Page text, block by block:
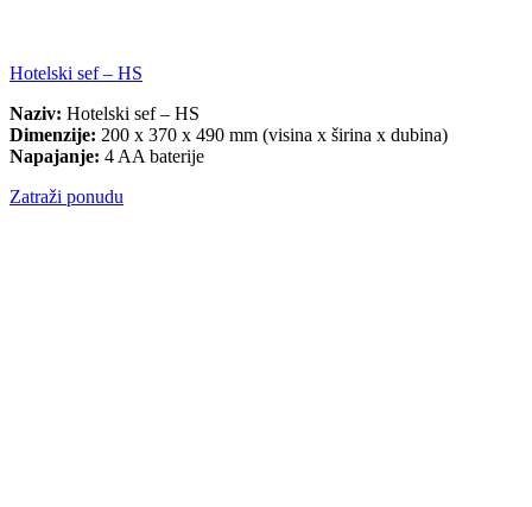
Hotelski sef – HS
Naziv: Hotelski sef – HS
Dimenzije: 200 x 370 x 490 mm (visina x širina x dubina)
Napajanje: 4 AA baterije
Zatraži ponudu